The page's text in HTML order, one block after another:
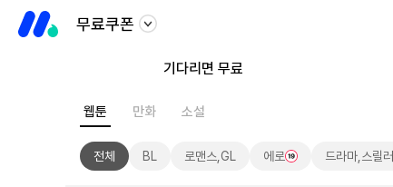
무료쿠폰
기다리면 무료
웹툰 만화 소설
전체 BL 로맨스,GL 에로 드라마,스릴러